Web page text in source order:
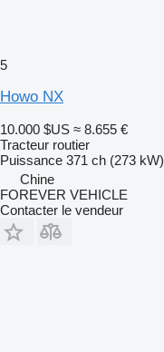
5
Howo NX
10.000 $US ≈ 8.655 €
Tracteur routier
Puissance 371 ch (273 kW)
Chine
FOREVER VEHICLE
Contacter le vendeur